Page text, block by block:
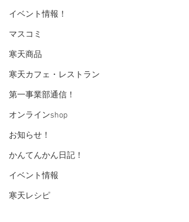
イベント情報！
マスコミ
寒天商品
寒天カフェ・レストラン
第一事業部通信！
オンラインshop
お知らせ！
かんてんかん日記！
イベント情報
寒天レシピ